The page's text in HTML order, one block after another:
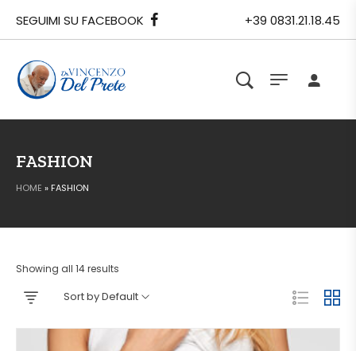
SEGUIMI SU FACEBOOK +39 0831.21.18.45
FASHION
HOME » FASHION
Showing all 14 results
Sort by Default